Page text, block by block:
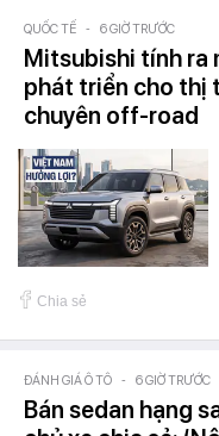
QUỐC TẾ - 6 GIỜ TRƯỚC
Mitsubishi tính ra
phát triển cho thị
chuyên off-road
Chia sẻ
ĐÁNH GIÁ Ô TÔ - 6 GIỜ TRƯỚC
Bán sedan hạng